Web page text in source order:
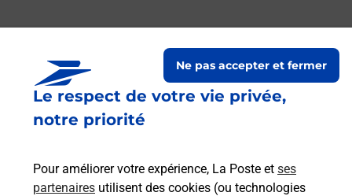
Le respect de votre vie privée,
notre priorité
Pour améliorer votre expérience, La Poste et ses
partenaires utilisent des cookies (ou technologies
Ne pas accepter et fermer
Boîte aux lettres La Poste
Prochaine collecte du courrier vendredi
09h00
29260 Kernilis
Le lien s'ouvre dans un nouvel onglet